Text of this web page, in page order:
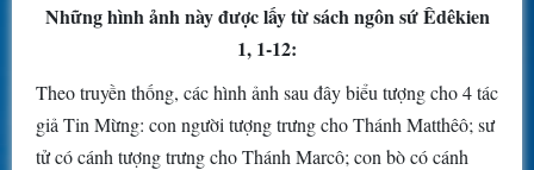
Những hình ảnh này được lấy từ sách ngôn sứ Êdêkien
1, 1-12:
Theo truyền thống, các hình ảnh sau đây biểu tượng cho 4 tác
giả Tin Mừng: con người tượng trưng cho Thánh Matthêô; sư
tử có cánh tượng trưng cho Thánh Marcô; con bò có cánh